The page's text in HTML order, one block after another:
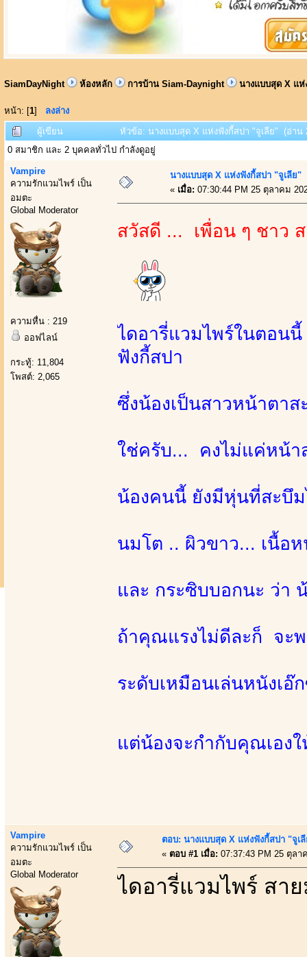
SiamDayNight ห้องหลัก การบ้าน Siam-Daynight นางแบบสุด X แห่
หน้า: [1] ลงล่าง
ผู้เขียน
หัวข้อ: นางแบบสุด X แห่งฟังกี้สปา "จูเลีย" (อ่าน
0 สมาชิก และ 2 บุคคลทั่วไป กำลังดูอยู่
Vampire
ความรักแวมไพร์ เป็น
อมตะ
Global Moderator
ความหื่น : 219
ออฟไลน์
กระทู้: 11,804
โพสต์: 2,065
นางแบบสุด X แห่งฟังกี้สปา "จูเลีย"
« เมื่อ: 07:30:44 PM 25 ตุลาคม
สวัสดี ... เพื่อน ๆ ชาว
ไดอารี่แวมไพร์ในตอน
ฟังกี้สปา
ซึ่งน้องเป็นสาวหน้าตา
ใช่ครับ... คงไม่แค่หน้า
น้องคนนี้ ยังมีหุ่นที่สะบึ
นมโต .. ผิวขาว... เนื้อ
และ กระซิบบอกนะ ว่า
ถ้าคุณแรงไม่ดีละก็ จะ
ระดับเหมือนเล่นหนังเ
แต่น้องจะกำกับคุณเอ
Vampire
ความรักแวมไพร์ เป็น
อมตะ
Global Moderator
ตอบ: นางแบบสุด X แห่งฟังกี้สปา "จูเ
« ตอบ #1 เมื่อ: 07:37:43 PM 25 ตุลา
ไดอารี่แวมไพร์ สา